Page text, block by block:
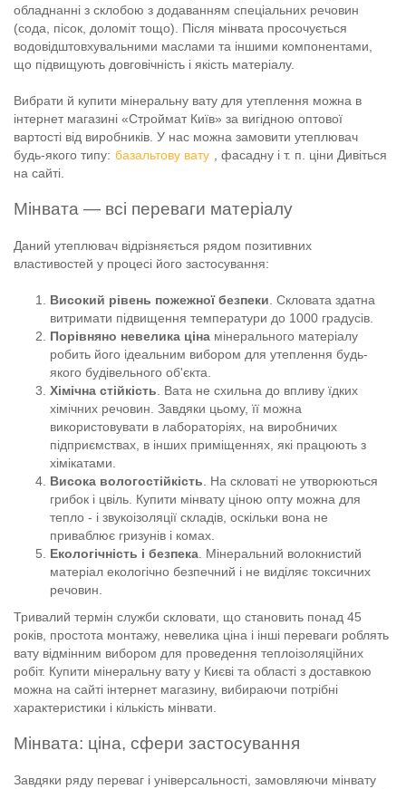
обладнанні з склобою з додаванням спеціальних речовин
(сода, пісок, доломіт тощо). Після мінвата просочується
водовідштовхувальними маслами та іншими компонентами,
що підвищують довговічність і якість матеріалу.
Вибрати й купити мінеральну вату для утеплення можна в
інтернет магазині «Строймат Київ» за вигідною оптової
вартості від виробників. У нас можна замовити утеплювач
будь-якого типу: базальтову вату
, фасадну і т. п. ціни Дивіться
на сайті.
Мінвата — всі переваги матеріалу
Даний утеплювач відрізняється рядом позитивних
властивостей у процесі його застосування:
Високий рівень пожежної безпеки . Скловата здатна
витримати підвищення температури до 1000 градусів.
Порівняно невелика ціна мінерального матеріалу
робить його ідеальним вибором для утеплення будь-
якого будівельного об'єкта.
Хімічна стійкість . Вата не схильна до впливу їдких
хімічних речовин. Завдяки цьому, її можна
використовувати в лабораторіях, на виробничих
підприємствах, в інших приміщеннях, які працюють з
хімікатами.
Висока вологостійкість . На скловаті не утворюються
грибок і цвіль. Купити мінвату ціною опту можна для
тепло - і звукоізоляції складів, оскільки вона не
приваблює гризунів і комах.
Екологічність і безпека . Мінеральний волокнистий
матеріал екологічно безпечний і не виділяє токсичних
речовин.
Тривалий термін служби скловати, що становить понад 45
років, простота монтажу, невелика ціна і інші переваги роблять
вату відмінним вибором для проведення теплоізоляційних
робіт. Купити мінеральну вату у Києві та області з доставкою
можна на сайті інтернет магазину, вибираючи потрібні
характеристики і кількість мінвати.
Мінвата: ціна, сфери застосування
Завдяки ряду переваг і універсальності, замовляючи мінвату